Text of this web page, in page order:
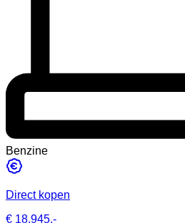
Benzine
Direct kopen
€ 18.945,-